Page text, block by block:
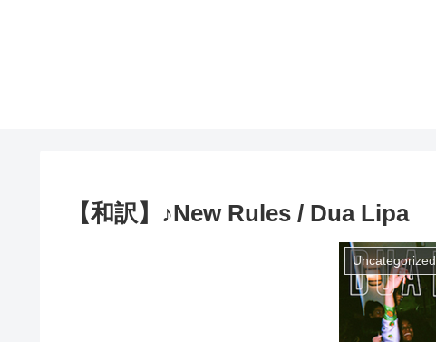
【和訳】♪New Rules / Dua Lipa
Uncategorized